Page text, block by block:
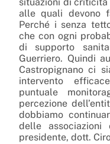
alle quali devono
Perché i senza
che con ogni
di supporto
Guerriero. Quindi
Castropignano ci
intervento
puntuale
percezione
dobbiamo
delle
presidente, dott.